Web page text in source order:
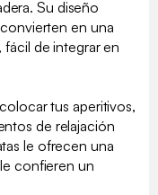
Su diseño
en una
de integrar en
tus aperitivos,
de relajación
le ofrecen una
confieren un